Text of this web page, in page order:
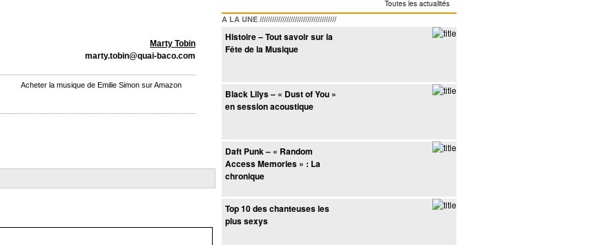
Marty Tobin
marty.tobin@quai-baco.com
Acheter la musique de Emilie Simon sur Amazon
Toutes les actualités
A LA UNE /////////////////////////////////////
Histoire – Tout savoir sur la
Fête de la Musique
Black Lilys – « Dust of You »
en session acoustique
Daft Punk – « Random
Access Memories » : La
chronique
Top 10 des chanteuses les
plus sexys